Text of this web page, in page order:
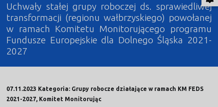
Uchwały stałej grupy roboczej ds. sprawiedliwej
transformacji (regionu wałbrzyskiego) powołanej
w ramach Komitetu Monitorującego programu
Fundusze Europejskie dla Dolnego Śląska 2021-
2027
07.11.2023 Kategoria: Grupy robocze działające w ramach KM FEDS
2021-2027, Komitet Monitorując